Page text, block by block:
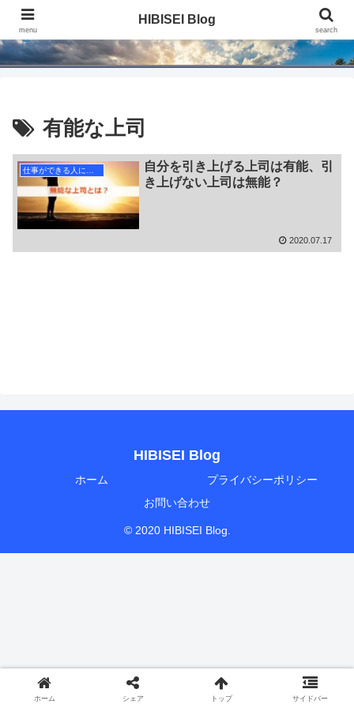
HIBISEI Blog
有能な上司
自分を引き上げる上司は有能、引
き上げない上司は無能？
2020.07.17
HIBISEI Blog
ホーム
プライバシーポリシー
お問い合わせ
© 2020 HIBISEI Blog.
menu
HIBISEI Blog
search
ホーム シェア トップ サイドバー